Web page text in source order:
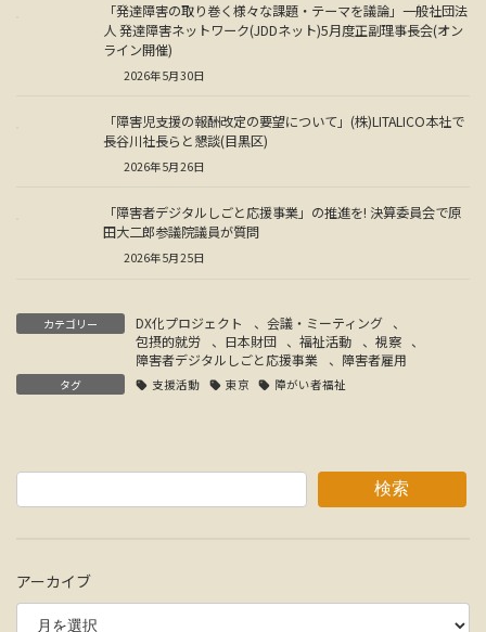
「発達障害の取り巻く様々な課題・テーマを議論」一般社団法
人 発達障害ネットワーク(JDDネット)5月度正副理事長会(オン
ライン開催)
2026年5月30日
「障害児支援の報酬改定の要望について」(株)LITALICO本社で
長谷川社長らと懇談(目黒区)
2026年5月26日
「障害者デジタルしごと応援事業」の推進を! 決算委員会で原
田大二郎参議院議員が質問
2026年5月25日
カテゴリー DX化プロジェクト 、 会議・ミーティング
、
包摂的就労
、 日本財団 、福祉活動 、 視察
、
障害者デジタルしごと応援事業
、 障害者雇用
タグ 支援活動 東京 障がい者福祉
検索
アーカイブ